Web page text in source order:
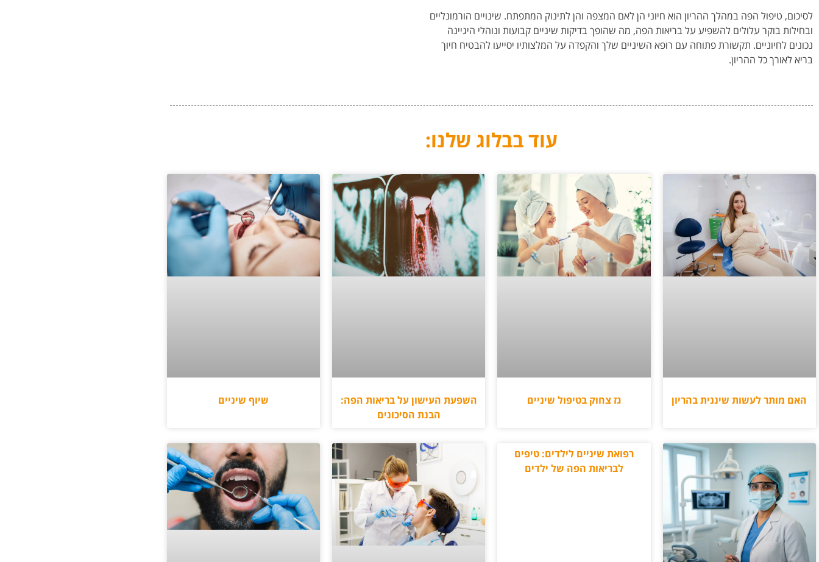
לסיכום, טיפול הפה במהלך ההריון הוא חיוני הן לאם המצפה והן לתינוק המתפתח. שינויים הורמונליים
ובחילות בוקר עלולים להשפיע על בריאות הפה, מה שהופך בדיקות שיניים קבועות ונוהלי היגיינה
נכונים לחיוניים. תקשורת פתוחה עם רופא השיניים שלך והקפדה על המלצותיו יסייעו להבטיח חיוך
בריא לאורך כל ההריון.
עוד בבלוג שלנו:
האם מותר לעשות שיננית בהריון גז צחוק בטיפול שיניים
השפעת העישון על בריאות הפה:
הבנת הסיכונים
שיוף שיניים
רפואת שיניים לילדים: טיפים
לבריאות הפה של ילדים